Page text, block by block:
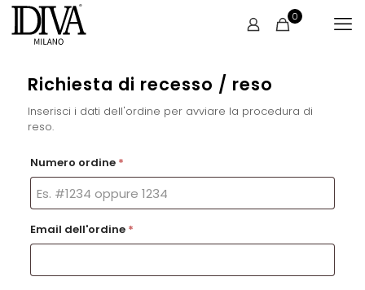
0
Richiesta di recesso / reso
Inserisci i dati dell'ordine per avviare la procedura di
reso.
Numero ordine *
Email dell'ordine *